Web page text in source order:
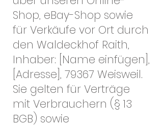
Shop, eBay-Shop sowie
für Verkäufe vor Ort durch
den Waldeckhof Raith,
Inhaber: [Name einfügen],
[Adresse], 79367 Weisweil.
Sie gelten für Verträge
mit Verbrauchern (§ 13
BGB) sowie